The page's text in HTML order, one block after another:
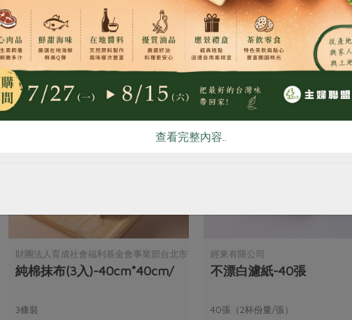
你可能有興趣的產品
財團法人育成社會福利基金會事業部台北市
永明發展中心
純棉抹布(3入)-40cm*40cm/
3條裝
經東有限公司
不漂白濾紙-40張
40張（2杯份量/張）
查看完整內容..